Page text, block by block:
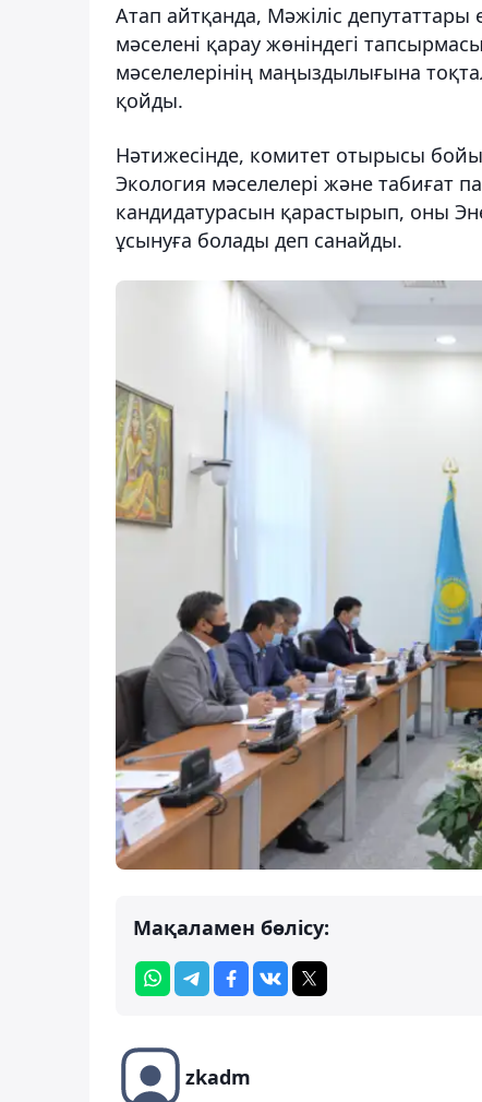
Атап айтқанда, Мәжіліс
мәселені қарау жөніндегі
мәселелерінің маңыздылығына
қойды.
Нәтижесінде, комитет отырысы
Экология мәселелері және табиғат
кандидатурасын қарастырып, оны
ұсынуға болады деп санайды.
Мақаламен бөлісу:
zkadm